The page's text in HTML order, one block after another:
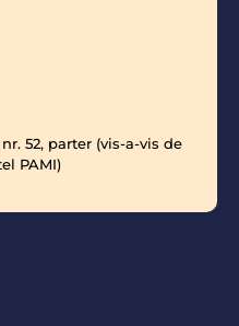
52, parter (vis-a-vis de
PAMI)